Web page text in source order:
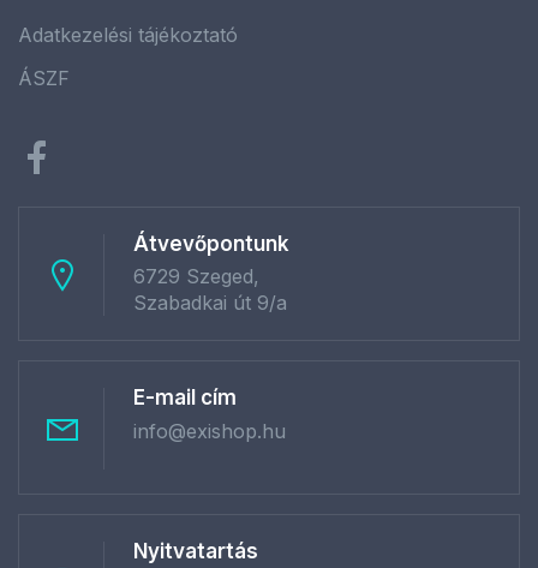
Adatkezelési tájékoztató
ÁSZF
Átvevőpontunk
6729 Szeged,
Szabadkai út 9/a
E-mail cím
info@exishop.hu
Nyitvatartás